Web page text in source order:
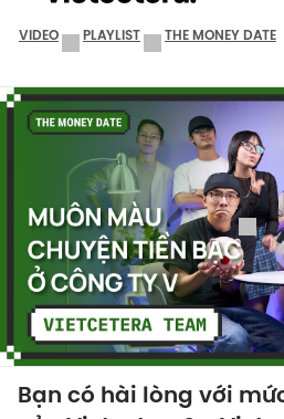
VIDEO PLAYLIST THE MONEY DATE
Bạn có hài lòng với